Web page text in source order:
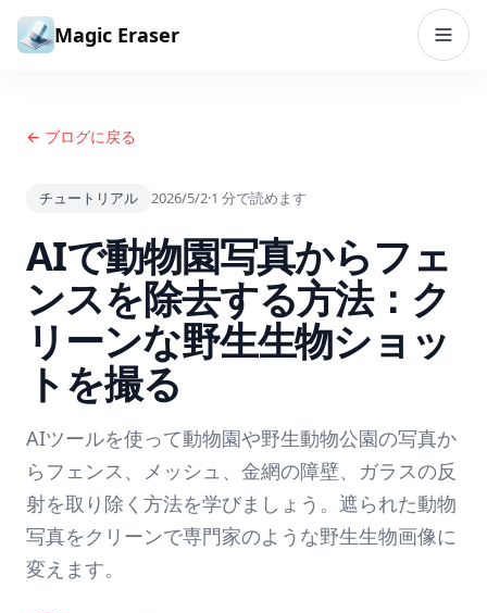
コンテンツへスキップ
Magic Eraser
← ブログに戻る
チュートリアル 2026/5/2·1 分で読めます
AIで動物園写真からフェ
ンスを除去する方法：ク
リーンな野生生物ショッ
トを撮る
AIツールを使って動物園や野生動物公園の写真か
らフェンス、メッシュ、金網の障壁、ガラスの反
射を取り除く方法を学びましょう。遮られた動物
写真をクリーンで専門家のような野生生物画像に
変えます。